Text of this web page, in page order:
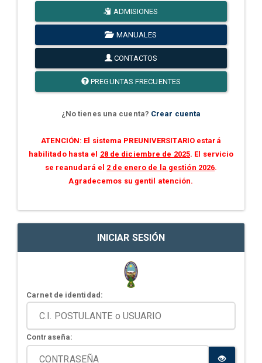
ADMISIONES
MANUALES
CONTACTOS
PREGUNTAS FRECUENTES
¿No tienes una cuenta? Crear cuenta
ATENCIÓN: El sistema PREUNIVERSITARIO estará
habilitado hasta el 28 de diciembre de 2025. El servicio
se reanudará el 2 de enero de la gestión 2026.
Agradecemos su gentil atención.
INICIAR SESIÓN
Carnet de identidad:
Contraseña: